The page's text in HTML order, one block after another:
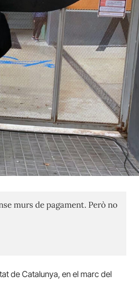
murs de pagament. Però no
de Catalunya, en el marc del